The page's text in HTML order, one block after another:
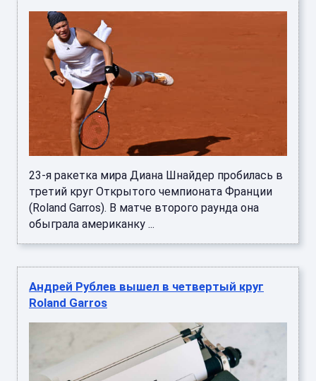
23-я ракетка мира Диана Шнайдер пробилась в
третий круг Открытого чемпионата Франции
(Roland Garros). В матче второго раунда она
обыграла американку ...
Андрей Рублев вышел в четвертый круг
Roland Garros